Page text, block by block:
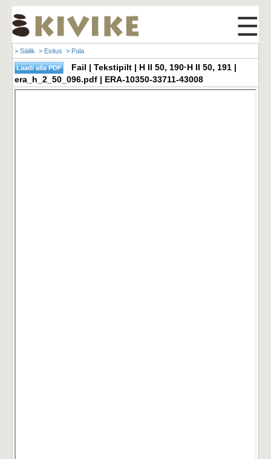
☰
> Säilik > Esitus > Pala
Fail | Tekstipilt | H II 50, 190·H II 50, 191 |
era_h_2_50_096.pdf | ERA-10350-33711-43008